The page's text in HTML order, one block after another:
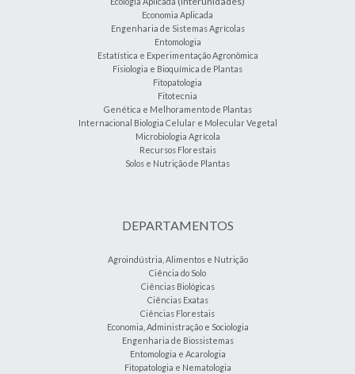
Economia Aplicada
Engenharia de Sistemas Agrícolas
Entomologia
Estatística e Experimentação Agronômica
Fisiologia e Bioquímica de Plantas
Fitopatologia
Fitotecnia
Genética e Melhoramento de Plantas
Internacional Biologia Celular e Molecular Vegetal
Microbiologia Agrícola
Recursos Florestais
Solos e Nutrição de Plantas
DEPARTAMENTOS
Agroindústria, Alimentos e Nutrição
Ciência do Solo
Ciências Biológicas
Ciências Exatas
Ciências Florestais
Economia, Administração e Sociologia
Engenharia de Biossistemas
Entomologia e Acarologia
Fitopatologia e Nematologia